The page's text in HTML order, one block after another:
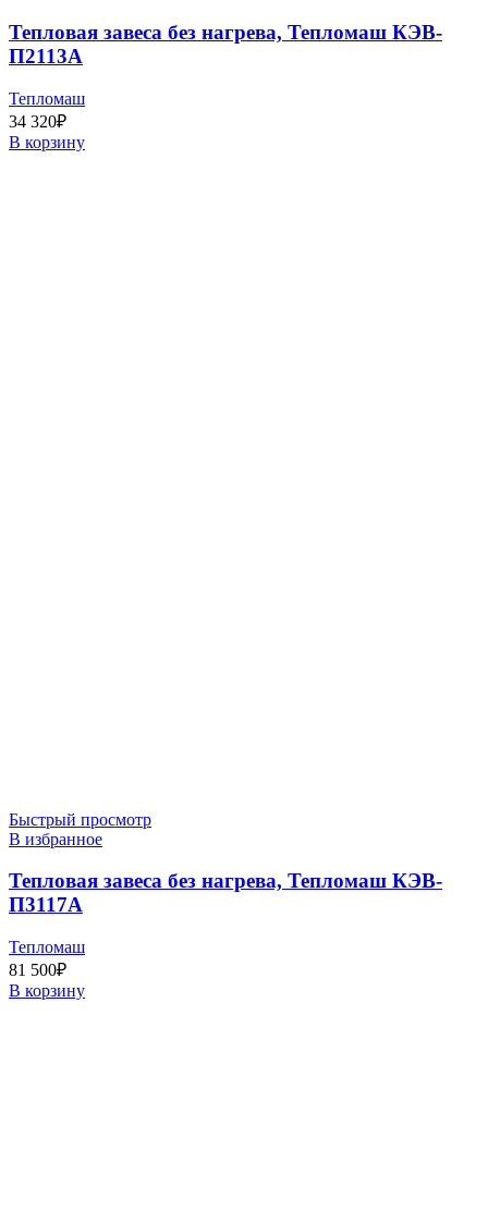
Тепловая завеса без нагрева, Тепломаш КЭВ-
П2113A
Тепломаш
34 320₽
В корзину
Быстрый просмотр
В избранное
Тепловая завеса без нагрева, Тепломаш КЭВ-
П3117A
Тепломаш
81 500₽
В корзину